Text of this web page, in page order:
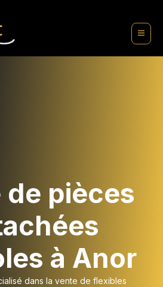
de pièces
à Anor
dans la vente de flexibles